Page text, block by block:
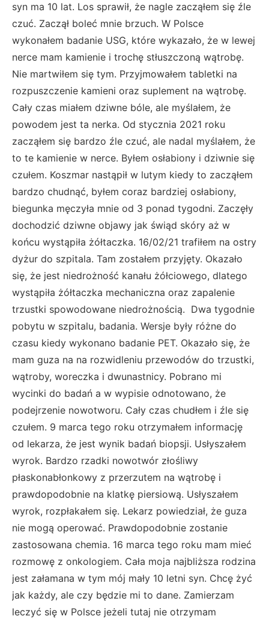
syn ma 10 lat. Los sprawił, że nagle zacząłem się źle
czuć. Zaczął boleć mnie brzuch. W Polsce
wykonałem badanie USG, które wykazało, że w lewej
nerce mam kamienie i trochę stłuszczoną wątrobę.
Nie martwiłem się tym. Przyjmowałem tabletki na
rozpuszczenie kamieni oraz suplement na wątrobę.
Cały czas miałem dziwne bóle, ale myślałem, że
powodem jest ta nerka. Od stycznia 2021 roku
zacząłem się bardzo źle czuć, ale nadal myślałem, że
to te kamienie w nerce. Byłem osłabiony i dziwnie się
czułem. Koszmar nastąpił w lutym kiedy to zacząłem
bardzo chudnąć, byłem coraz bardziej osłabiony,
biegunka męczyła mnie od 3 ponad tygodni. Zaczęły
dochodzić dziwne objawy jak świąd skóry aż w
końcu wystąpiła żółtaczka. 16/02/21 trafiłem na ostry
dyżur do szpitala. Tam zostałem przyjęty. Okazało
się, że jest niedrożność kanału żółciowego, dlatego
wystąpiła żółtaczka mechaniczna oraz zapalenie
trzustki spowodowane niedrożnością. Dwa tygodnie
pobytu w szpitalu, badania. Wersje były różne do
czasu kiedy wykonano badanie PET. Okazało się, że
mam guza na na rozwidleniu przewodów do trzustki,
wątroby, woreczka i dwunastnicy. Pobrano mi
wycinki do badań a w wypisie odnotowano, że
podejrzenie nowotworu. Cały czas chudłem i źle się
czułem. 9 marca tego roku otrzymałem informację
od lekarza, że jest wynik badań biopsji. Usłyszałem
wyrok. Bardzo rzadki nowotwór złośliwy
płaskonabłonkowy z przerzutem na wątrobę i
prawdopodobnie na klatkę piersiową. Usłyszałem
wyrok, rozpłakałem się. Lekarz powiedział, że guza
nie mogą operować. Prawdopodobnie zostanie
zastosowana chemia. 16 marca tego roku mam mieć
rozmowę z onkologiem. Cała moja najbliższa rodzina
jest załamana w tym mój mały 10 letni syn. Chcę żyć
jak każdy, ale czy będzie mi to dane. Zamierzam
leczyć się w Polsce jeżeli tutaj nie otrzymam